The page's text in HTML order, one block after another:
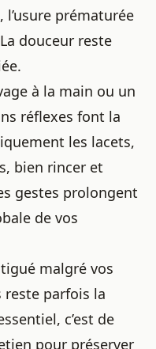
prématurée
douceur reste
à la main ou un
réflexes font la
les lacets,
bien rincer et
gestes prolongent
de vos
malgré vos
reste parfois la
c’est de
pour préserver